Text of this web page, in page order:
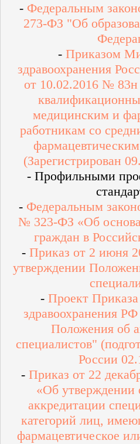
- Федеральным
273-ФЗ "Об
- Приказом
здравоохранения
от 10.02.2016 №
медицинским и
работникам со
(Зарегистрирован
- Профильными
- Федеральным
№ 323-ФЗ «Об
граждан в
- Приказ от 2 июня
утверждении
- Проект
здравоохранения
Положения об
специалистов"
России
- Приказ от 22
«Об утверждении
аккредитации
категорий лиц,
фармацевтическое